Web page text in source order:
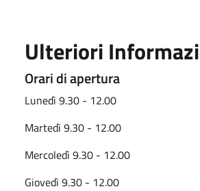
Ulteriori
Orari di apertura
Lunedì 9.30 - 12.00
Martedì 9.30 - 12.00
Mercoledì 9.30 - 12.00
Giovedì 9.30 - 12.00